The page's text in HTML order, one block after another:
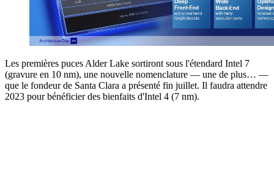
Les premières puces Alder Lake sortiront sous l'étendard Intel 7
(gravure en 10 nm), une nouvelle nomenclature — une de plus… —
que le fondeur de Santa Clara a présenté fin juillet. Il faudra attendre
2023 pour bénéficier des bienfaits d'Intel 4 (7 nm).